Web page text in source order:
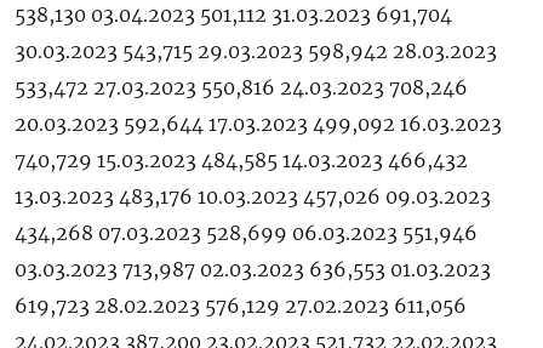
538,130 03.04.2023 501,112 31.03.2023 691,704
30.03.2023 543,715 29.03.2023 598,942 28.03.2023
533,472 27.03.2023 550,816 24.03.2023 708,246
20.03.2023 592,644 17.03.2023 499,092 16.03.2023
740,729 15.03.2023 484,585 14.03.2023 466,432
13.03.2023 483,176 10.03.2023 457,026 09.03.2023
434,268 07.03.2023 528,699 06.03.2023 551,946
03.03.2023 713,987 02.03.2023 636,553 01.03.2023
619,723 28.02.2023 576,129 27.02.2023 611,056
24.02.2023 387,200 23.02.2023 521,732 22.02.2023